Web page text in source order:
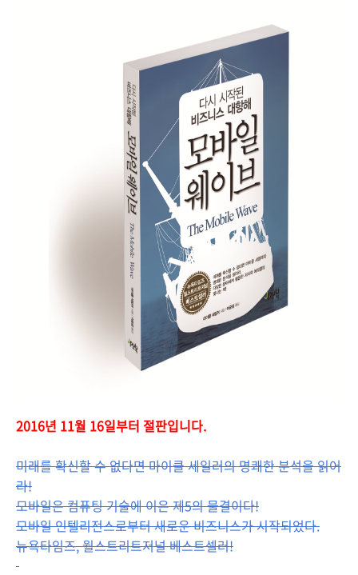
2016년 11월 16일부터 절판입니다.
미래를 확신할 수 없다면 마이클 세일러의 명쾌한 분석을 읽어
라!
모바일은 컴퓨팅 기술에 이은 제5의 물결이다!
모바일 인텔리전스로부터 새로운 비즈니스가 시작되었다.
뉴욕타임즈, 월스트리트저널 베스트셀러!